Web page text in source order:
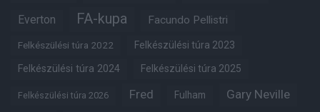
Everton FA-kupa Facundo Pellistri
Felkészülési túra 2022 Felkészülési túra 2023
Felkészülési túra 2024 Felkészülési túra 2025
Felkészülési túra 2026 Fred Fulham Gary Neville